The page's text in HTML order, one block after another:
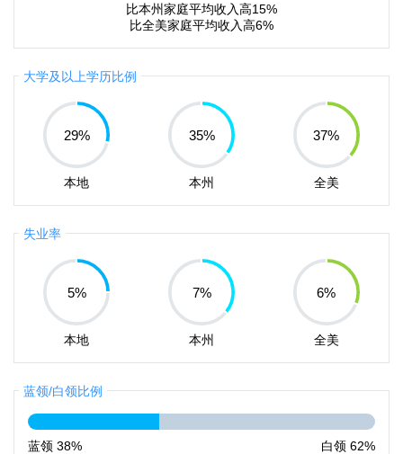
比本州家庭平均收入高15%
比全美家庭平均收入高6%
大学及以上学历比例
29%
本地
35%
本州
37%
全美
失业率
5%
本地
7%
本州
6%
全美
蓝领/白领比例
蓝领 38% 白领 62%